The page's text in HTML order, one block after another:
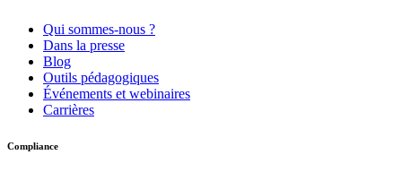
Qui sommes-nous ?
Dans la presse
Blog
Outils pédagogiques
Événements et webinaires
Carrières
Compliance